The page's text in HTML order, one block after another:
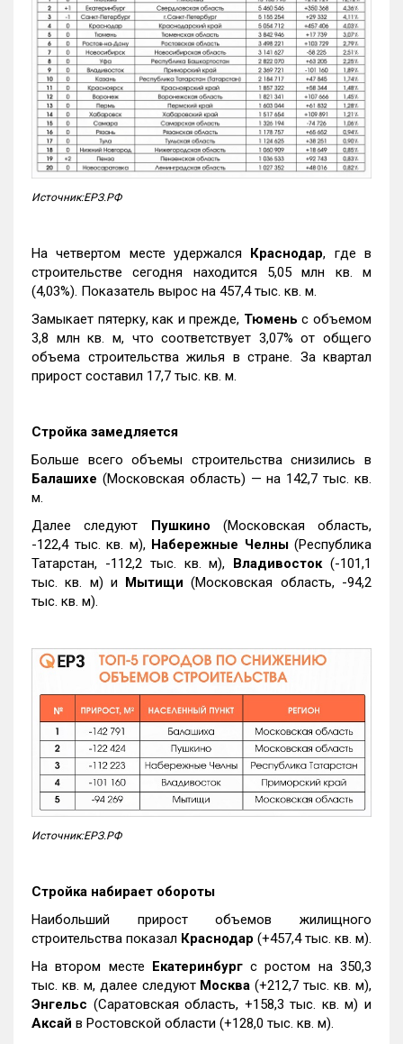
Источник:ЕРЗ.РФ
На четвертом месте удержался Краснодар, где в
строительстве сегодня находится 5,05 млн кв. м
(4,03%). Показатель вырос на 457,4 тыс. кв. м.
Замыкает пятерку, как и прежде, Тюмень с объемом
3,8 млн кв. м, что соответствует 3,07% от общего
объема строительства жилья в стране. За квартал
прирост составил 17,7 тыс. кв. м.
Стройка замедляется
Больше всего объемы строительства снизились в
Балашихе (Московская область) — на 142,7 тыс. кв.
м.
Далее следуют Пушкино (Московская область,
-122,4 тыс. кв. м), Набережные Челны(Республика
Татарстан, -112,2 тыс. кв. м), Владивосток(-101,1
тыс. кв. м) и Мытищи (Московская область, -94,2
тыс. кв. м).
Источник:ЕРЗ.РФ
Стройка набирает обороты
Наибольший прирост объемов жилищного
строительства показал Краснодар (+457,4 тыс. кв. м).
На втором месте Екатеринбургс ростом на 350,3
тыс. кв. м, далее следуют Москва (+212,7 тыс. кв. м),
Энгельс (Саратовская область, +158,3 тыс. кв. м) и
Аксай в Ростовской области (+128,0 тыс. кв. м).